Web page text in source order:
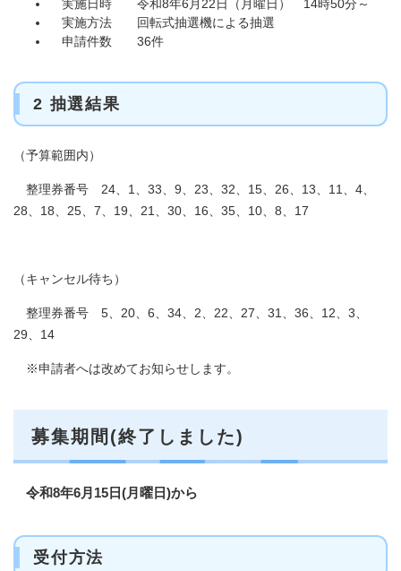
実施日時 令和8年6月22日（月曜日） 14時50分～
実施方法 回転式抽選機による抽選
申請件数 36件
2 抽選結果
（予算範囲内）
整理券番号 24、1、33、9、23、32、15、26、13、11、4、
28、18、25、7、19、21、30、16、35、10、8、17
（キャンセル待ち）
整理券番号 5、20、6、34、2、22、27、31、36、12、3、
29、14
※申請者へは改めてお知らせします。
募集期間(終了しました)
令和8年6月15日(月曜日)から
受付方法